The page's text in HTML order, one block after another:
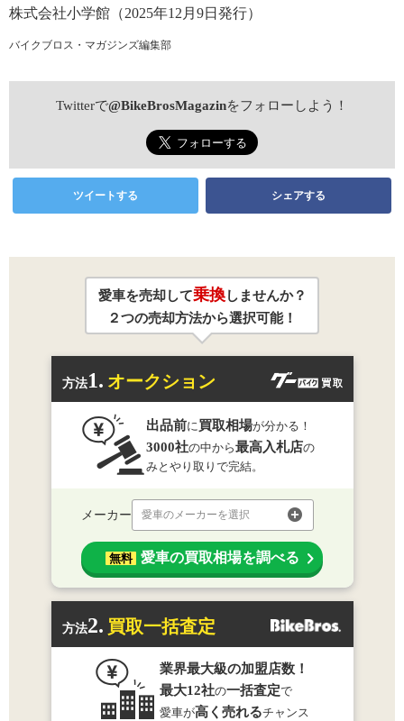
株式会社小学館（2025年12月9日発行）
バイクブロス・マガジンズ編集部
Twitterで@BikeBrosMagazinをフォローしよう！
ツイートする シェアする
愛車を売却して乗換しませんか？
２つの売却方法から選択可能！
方法1. オークション
出品前に買取相場が分かる！
3000社の中から最高入札店の
みとやり取りで完結。
メーカー 愛車のメーカーを選択
無料 愛車の買取相場を調べる
方法2. 買取一括査定
業界最大級の加盟店数！
最大12社の一括査定で
愛車が高く売れるチャンス